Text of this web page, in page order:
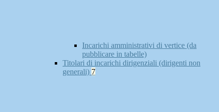
Incarichi amministrativi di vertice (da
pubblicare in tabelle)
Titolari di incarichi dirigenziali (dirigenti non
generali) 7